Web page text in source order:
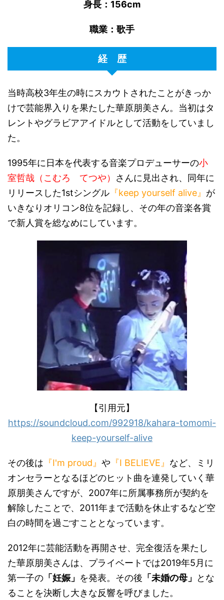
身長： 156cm
職業：歌手
経 歴
当時高校3年生の時にスカウトされたことがきっか
けで芸能界入りを果たした華原朋美さん。当初はタ
レントやグラビアアイドルとして活動をしていまし
た。
1995年に日本を代表する音楽プロデューサーの小
室哲哉（こむろ てつや） さんに見出され、同年に
リリースした1stシングル 『keep yourself alive 』 が
いきなりオリコン8位を記録し、その年の音楽各賞
で新人賞を総なめにしています。
【引用元】
https://soundcloud.com/992918/kahara-tomomi-
keep-yourself-alive
その後は 『I'm proud 』 や 『I BELIEVE 』 など、ミリ
オンセラーとなるほどのヒット曲を連発していく華
原朋美さんですが、 2007年に所属事務所が契約を
解除したことで、 2011年まで活動を休止するなど空
白の時間を過ごすこととなっています。
2012年に芸能活動を再開させ、完全復活を果たし
た華原朋美さんは、プライベートでは2019年5 月に
第一子の 「妊娠」 を発表。その後 「未婚の母」
とな
ることを決断し大きな反響を呼びました。